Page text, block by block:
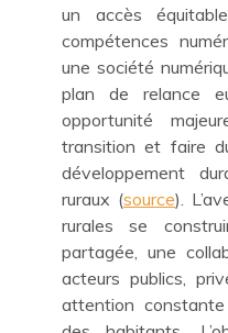
un accès
compétences
une société
plan de relance
opportunité
transition et faire
développement
ruraux (source).
rurales se
partagée, une
acteurs publics,
attention